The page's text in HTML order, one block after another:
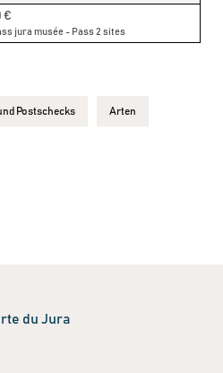
€
jura musée - Pass 2 sites
Postschecks Arten
du Jura